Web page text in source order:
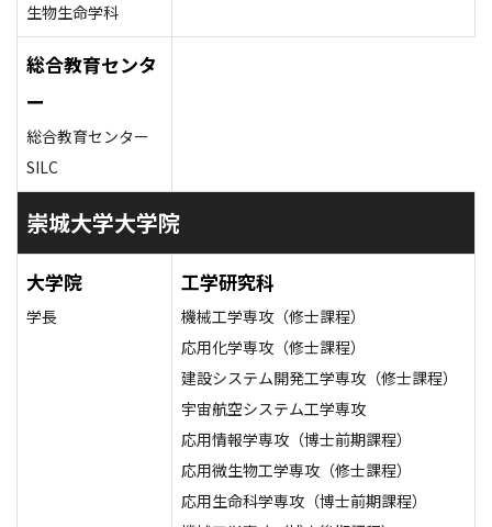
生物生命学科
総合教育センタ
ー
総合教育センター
SILC
崇城大学大学院
大学院
学長
工学研究科
機械工学専攻（修士課程）
応用化学専攻（修士課程）
建設システム開発工学専攻（修士課程）
宇宙航空システム工学専攻
応用情報学専攻（博士前期課程）
応用微生物工学専攻（修士課程）
応用生命科学専攻（博士前期課程）